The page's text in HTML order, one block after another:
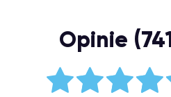
Opinie